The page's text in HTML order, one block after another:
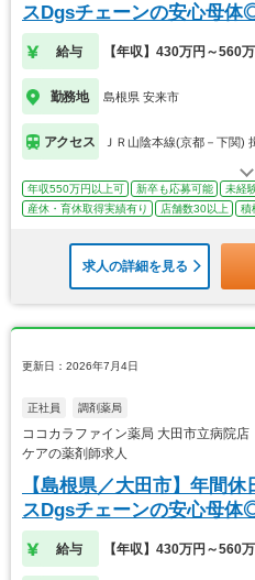
スDgsチェーンの安心母体
給与 【年収】430万円～560
勤務地 島根県 安来市
アクセス ＪＲ山陰本線(京都－下関)
年収550万円以上可 新卒も応募可能 未経
産休・育休取得実績有り
店舗数30以上 積
求人の詳細を見る
更新日：2026年7月4日
正社員 調剤薬局
ココカラファイン薬局 大田市立病院
ケアの薬剤師求人
【島根県／大田市】年間
スDgsチェーンの安心母体
給与 【年収】430万円～560